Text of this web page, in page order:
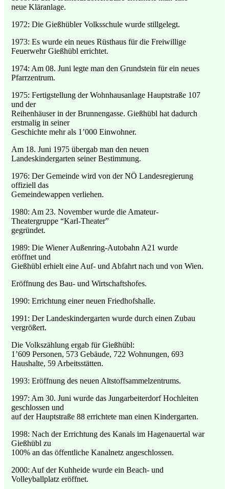
neue Kläranlage.
1972: Die Gießhübler Volksschule wurde stillgelegt.
1973: Es wurde ein neues Rüsthaus für die Freiwillige
Feuerwehr Gießhübl errichtet.
1974: Am 08. Juni legte man den Grundstein für ein neues
Pfarrzentrum.
1975: Fertigstellung der Wohnhausanlage Hauptstraße 107
und der
Reihenhäuser in der Brunnengasse. Gießhübl hat dadurch
erstmalig in seiner
Geschichte mehr als 1’000 Einwohner.
Am 18. Juni 1975 übergab man den neuen
Landeskindergarten seiner Bestimmung.
1976: Der Gemeinde wird von der NÖ Landesregierung
offiziell das
Gemeindewappen verliehen.
1980: Am 23. November wurde die Amateur-
Theatergruppe “Karl-Theater”
gegründet.
1989: Die Wiener Außenring-Autobahn A21 wurde
eröffnet und
Gießhübl erhielt eine Auf- und Abfahrt nach und von Wien.
Eröffnung des Bau- und Wirtschaftshofes.
1990: Errichtung einer neuen Friedhofshalle.
1991: Der Landeskindergarten wurde durch einen Zubau
vergrößert.
Die Volkszählung ergab für Gießhübl:
1’609 Personen, 573 Gebäude, 722 Wohnungen, 693
Haushalte, 59 Arbeitsstätten.
1993: Eröffnung des neuen Altstoffsammelzentrums.
1997: Am 30. Juni wurde das Jungarbeiterdorf Hochleiten
geschlossen und
auf der Hauptstraße 88 errichtete man einen Kindergarten.
1998: Nach der Errichtung des Kanals im Hagenauertal war
Gießhübl zu
100% an das öffentliche Kanalnetz angeschlossen.
2000: Auf der Kuhheide wurde ein Beach- und
Volleyballplatz eröffnet.